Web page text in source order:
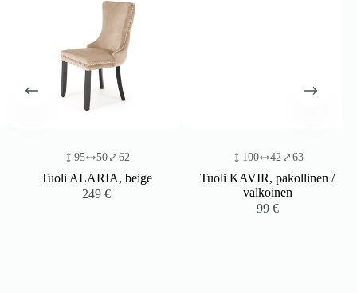
95 50 62
Tuoli ALARIA, beige
249€
100 42 63
Tuoli KAVIR, pakollinen /
valkoinen
99€